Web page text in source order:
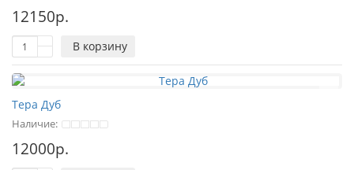
12150р.
В корзину
Тера Дуб
Наличие:
12000р.